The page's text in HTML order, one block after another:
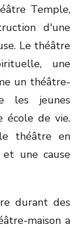
Temple,
d'une
Le théâtre
une
un théâtre-
les jeunes
école de vie.
théâtre en
et une cause
durant des
maison a